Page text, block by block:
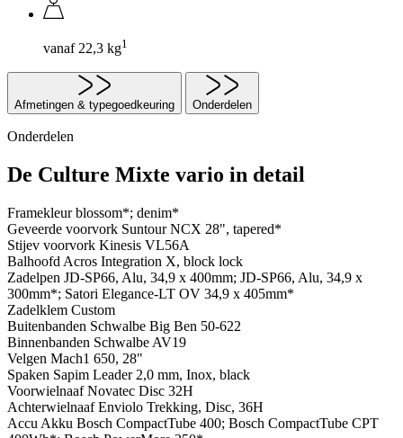
vanaf 22,3 kg1
Afmetingen & typegoedkeuring Onderdelen
Onderdelen
De Culture Mixte vario in detail
Framekleurblossom*; denim*
Geveerde voorvork Suntour NCX 28", tapered*
Stijev voorvork Kinesis VL56A
Balhoofd Acros Integration X, block lock
Zadelpen JD-SP66, Alu, 34,9 x 400mm; JD-SP66, Alu, 34,9 x
300mm*; Satori Elegance-LT OV 34,9 x 405mm*
Zadelklem Custom
Buitenbanden Schwalbe Big Ben 50-622
Binnenbanden Schwalbe AV19
Velgen Mach1 650, 28"
Spaken Sapim Leader 2,0 mm, Inox, black
VoorwielnaafNovatec Disc 32H
AchterwielnaafEnviolo Trekking, Disc, 36H
Accu Akku Bosch CompactTube 400; Bosch CompactTube CPT